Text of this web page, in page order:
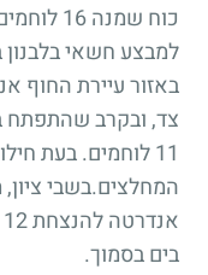
כוח
באזור עיירת החוף
צד, ובקרב שהתפתח
11 לוחמים. בעת
המחלצים.בשבי
בים בסמוך.